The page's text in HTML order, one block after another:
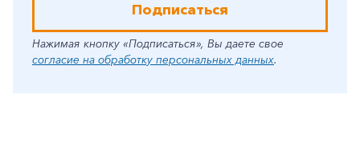
Подписаться
Нажимая кнопку «Подписаться», Вы даете свое
согласие на обработку персональных данных.